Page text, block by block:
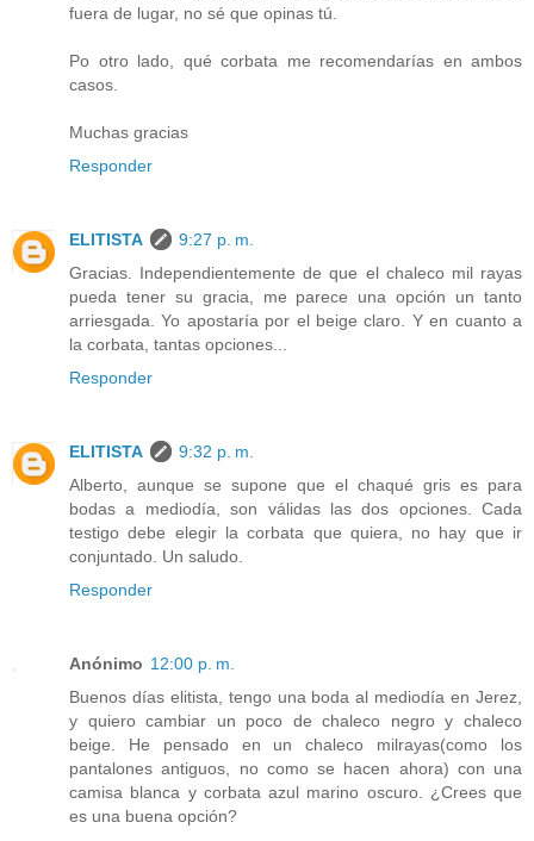
fuera de lugar, no sé que opinas tú.
Po otro lado, qué corbata me recomendarías en ambos
casos.
Muchas gracias
Responder
ELITISTA
9:27 p. m.
Gracias. Independientemente de que el chaleco mil rayas
pueda tener su gracia, me parece una opción un tanto
arriesgada. Yo apostaría por el beige claro. Y en cuanto a
la corbata, tantas opciones...
Responder
ELITISTA
9:32 p. m.
Alberto, aunque se supone que el chaqué gris es para
bodas a mediodía, son válidas las dos opciones. Cada
testigo debe elegir la corbata que quiera, no hay que ir
conjuntado. Un saludo.
Responder
Anónimo 12:00 p. m.
Buenos días elitista, tengo una boda al mediodía en Jerez,
y quiero cambiar un poco de chaleco negro y chaleco
beige. He pensado en un chaleco milrayas(como los
pantalones antiguos, no como se hacen ahora) con una
camisa blanca y corbata azul marino oscuro. ¿Crees que
es una buena opción?